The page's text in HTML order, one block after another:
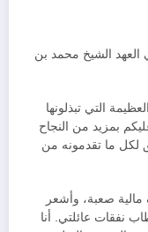
الشيخ محمد بن
التي تبذلونها
بمزيد من النجاح
لكل ما تقدمونه من
صعبة، وأشعر
نفقات عائلتي. أنا